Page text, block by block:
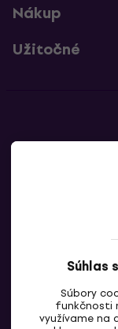
Súhlas
Súbory
funkčnosti
využívame na
Nákup
Užitočné